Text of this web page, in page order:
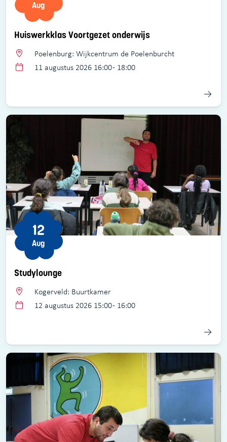
Huiswerkklas Voortgezet onderwijs
Aug
Poelenburg: Wijkcentrum de Poelenburcht
11 augustus 2026 16:00 - 18:00
Studylounge
12
Aug
Kogerveld: Buurtkamer
12 augustus 2026 15:00 - 16:00